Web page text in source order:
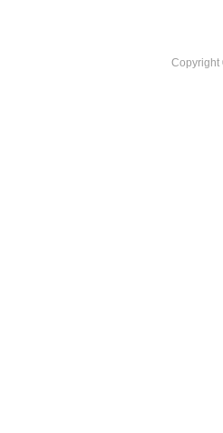
Copyright